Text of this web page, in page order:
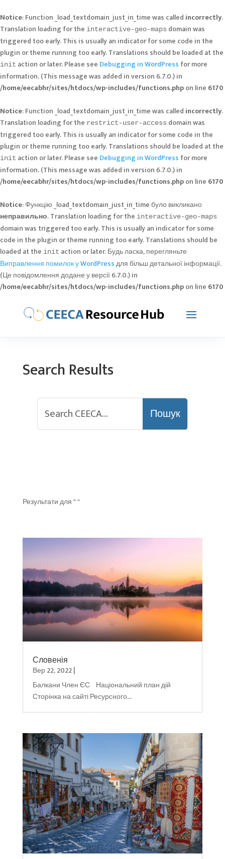
Notice: Function _load_textdomain_just_in_time was called incorrectly.
Translation loading for the interactive-geo-maps domain was
triggered too early. This is usually an indicator for some code in the
plugin or theme running too early. Translations should be loaded at the
init action or later. Please see Debugging in WordPress for more
information. (This message was added in version 6.7.0.) in
/home/eecabhr/sites/htdocs/wp-includes/functions.phpon line 6170
Notice: Function _load_textdomain_just_in_time was called incorrectly.
Translation loading for the restrict-user-access domain was
triggered too early. This is usually an indicator for some code in the
plugin or theme running too early. Translations should be loaded at the
init action or later. Please see Debugging in WordPress for more
information. (This message was added in version 6.7.0.) in
/home/eecabhr/sites/htdocs/wp-includes/functions.phpon line 6170
Notice: Функцію _load_textdomain_just_in_time було викликано
неправильно. Translation loading for the interactive-geo-maps
domain was triggered too early. This is usually an indicator for some
code in the plugin or theme running too early. Translations should be
loaded at the init action or later. Будь ласка, перегляньте
Виправлення помилок у WordPressдля більш детальної інформації.
(Це повідомлення додане у версії 6.7.0.) in
/home/eecabhr/sites/htdocs/wp-includes/functions.phpon line 6170
Search Results
Результати для " "
Словенія
Вер 22, 2022|
Балкани Член ЄС Національний план дій
Сторінка на сайті Ресурсного...